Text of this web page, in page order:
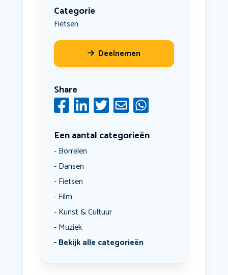
Categorie
Fietsen
Deelnemen
Share
Een aantal categorieën
Borrelen
Dansen
Fietsen
Film
Kunst & Cultuur
Muziek
Bekijk alle categorieën